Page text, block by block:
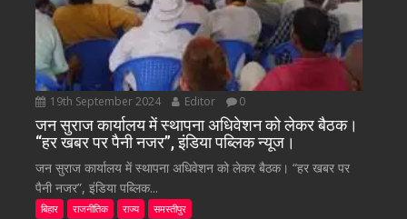
19th September 2024 Editor 0
जन सुराज कार्यालय में स्थापना अधिवेशन को लेकर बैठक।
“हर खबर पर पैनी नजर”, इंडिया पब्लिक न्यूज।
जन सुराज कार्यालय में स्थापना अधिवेशन को लेकर बैठक। “हर खबर पर
पैनी नजर”, इंडिया पब्लिक...
बिहार राजनीतिक राज्य समस्तीपुर